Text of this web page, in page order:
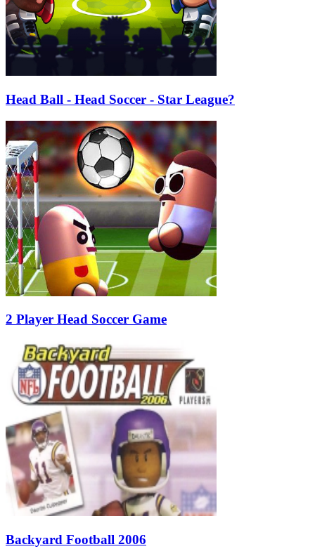
Head Ball - Head Soccer - Star League?
2 Player Head Soccer Game
Backyard Football 2006